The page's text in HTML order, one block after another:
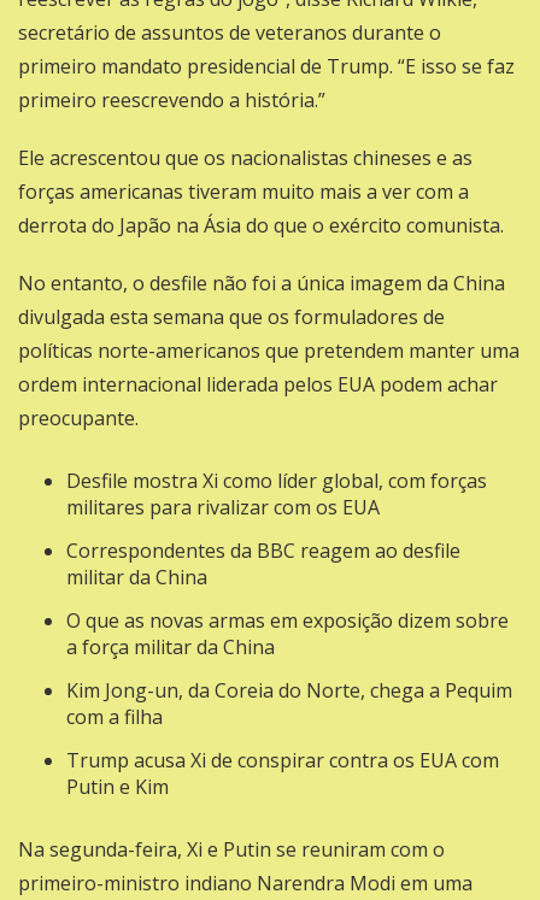
secretário de assuntos de veteranos durante o
primeiro mandato presidencial de Trump. “E isso se faz
primeiro reescrevendo a história.”
Ele acrescentou que os nacionalistas chineses e as
forças americanas tiveram muito mais a ver com a
derrota do Japão na Ásia do que o exército comunista.
No entanto, o desfile não foi a única imagem da China
divulgada esta semana que os formuladores de
políticas norte-americanos que pretendem manter uma
ordem internacional liderada pelos EUA podem achar
preocupante.
Desfile mostra Xi como líder global, com forças
militares para rivalizar com os EUA
Correspondentes da BBC reagem ao desfile
militar da China
O que as novas armas em exposição dizem sobre
a força militar da China
Kim Jong-un, da Coreia do Norte, chega a Pequim
com a filha
Trump acusa Xi de conspirar contra os EUA com
Putin e Kim
Na segunda-feira, Xi e Putin se reuniram com o
primeiro-ministro indiano Narendra Modi em uma